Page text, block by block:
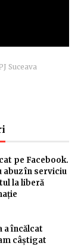
Suceava
pe Facebook.
abuz în serviciu
la liberă
a încălcat
câștigat